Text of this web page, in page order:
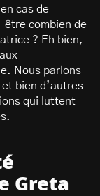
cas de
être combien de
? Eh bien,
Nous parlons
bien d’autres
qui luttent
Greta